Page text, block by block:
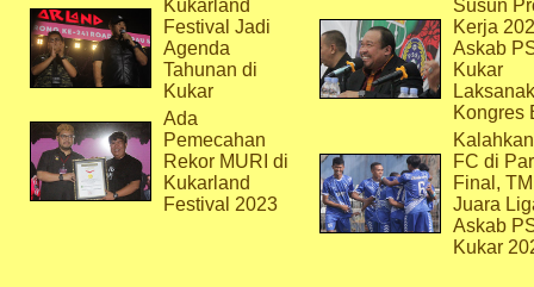
Kukarland
Festival Jadi
Agenda
Tahunan di
Kukar
Ada
Pemecahan
Rekor MURI di
Kukarland
Festival 2023
Susun
Kerja
Askab
Kukar
Kongres
FC di
Final,
Juara
Askab
Kukar